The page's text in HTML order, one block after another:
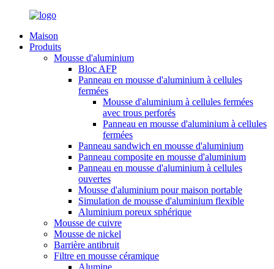
Maison
Produits
Mousse d'aluminium
Bloc AFP
Panneau en mousse d'aluminium à cellules
fermées
Mousse d'aluminium à cellules fermées
avec trous perforés
Panneau en mousse d'aluminium à cellules
fermées
Panneau sandwich en mousse d'aluminium
Panneau composite en mousse d'aluminium
Panneau en mousse d'aluminium à cellules
ouvertes
Mousse d'aluminium pour maison portable
Simulation de mousse d'aluminium flexible
Aluminium poreux sphérique
Mousse de cuivre
Mousse de nickel
Barrière antibruit
Filtre en mousse céramique
Alumine